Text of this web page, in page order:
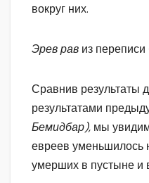
вокруг них.
Эрев рав из
Сравнив результаты
результатами
Бемидбар), мы
евреев уменьшилось
умерших в пустыне и